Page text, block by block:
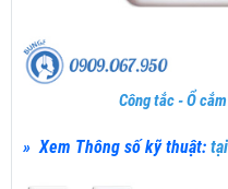
Công tắc - Ổ
» Xem Thông số kỹ thuật: